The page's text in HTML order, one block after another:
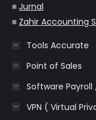
■ Jurnal
■ Zahir Accounting
Tools Accurate
Point of Sales
Software Payroll
VPN ( Virtual